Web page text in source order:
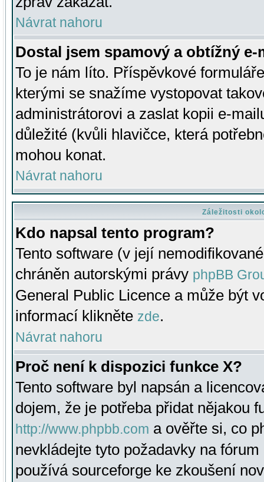
Návrat nahoru
Dostal jsem spamový a obtížný
To je nám líto. Příspěvkové
kterými se snažíme vystopovat
administrátorovi a zaslat kopii e-
důležité (kvůli hlavičce, která
mohou konat.
Návrat nahoru
Záležitosti
Kdo napsal tento program?
Tento software (v její
chráněn autorskými právy phpBB
General Public Licence a může být
informací klikněte zde.
Návrat nahoru
Proč není k dispozici funkce X?
Tento software byl napsán a
dojem, že je potřeba přidat nějakou
http://www.phpbb.com a ověřte si, co
nevkládejte tyto požadavky na
používá sourceforge ke zkoušení